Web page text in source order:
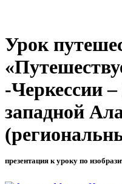
Урок
-Черкессии
западной
презентация к уроку по